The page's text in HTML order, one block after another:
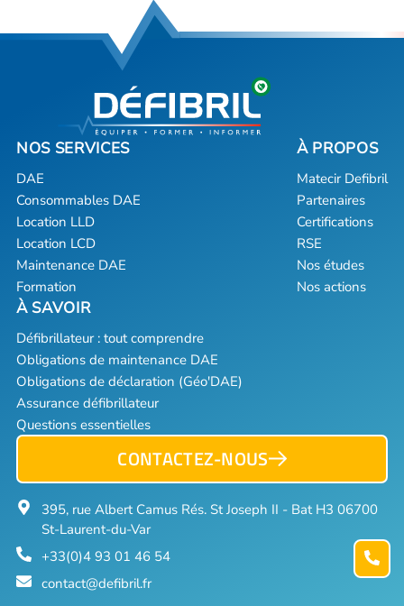
DAE
Consommables DAE
Location LLD
Location LCD
Maintenance DAE
Formation
Matecir Defibril
Partenaires
Certifications
RSE
Nos études
Nos actions
Défibrillateur : tout comprendre
Obligations de maintenance DAE
Obligations de déclaration (Géo'DAE)
Assurance défibrillateur
Questions essentielles
CONTACTEZ-NOUS
395, rue Albert Camus Rés. St Joseph II - Bat H3 06700
St-Laurent-du-Var
+33(0)4 93 01 46 54
contact@defibril.fr